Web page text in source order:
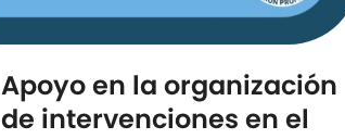
Apoyo en la organización
de intervenciones en el